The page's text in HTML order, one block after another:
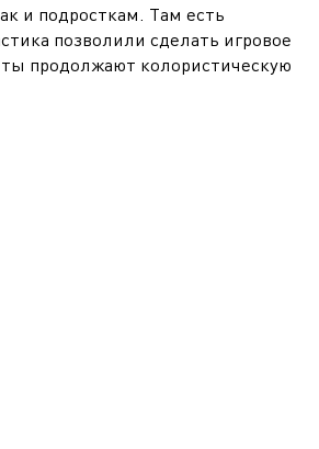
и подросткам. Там есть
позволили сделать игровое
продолжают колористическую